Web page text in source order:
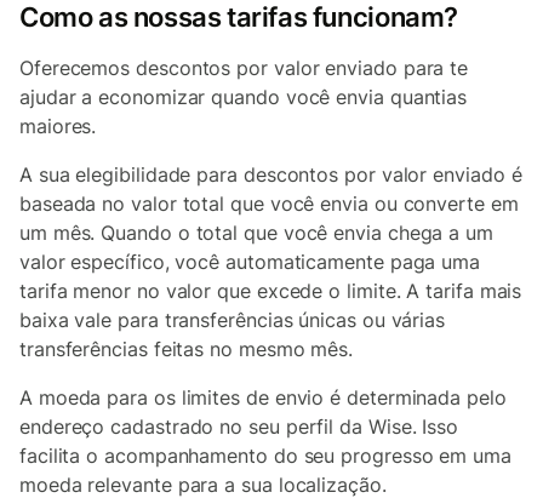
Como as nossas tarifas funcionam?
Oferecemos descontos por valor enviado para te
ajudar a economizar quando você envia quantias
maiores.
A sua elegibilidade para descontos por valor enviado é
baseada no valor total que você envia ou converte em
um mês. Quando o total que você envia chega a um
valor específico, você automaticamente paga uma
tarifa menor no valor que excede o limite. A tarifa mais
baixa vale para transferências únicas ou várias
transferências feitas no mesmo mês.
A moeda para os limites de envio é determinada pelo
endereço cadastrado no seu perfil da Wise. Isso
facilita o acompanhamento do seu progresso em uma
moeda relevante para a sua localização.